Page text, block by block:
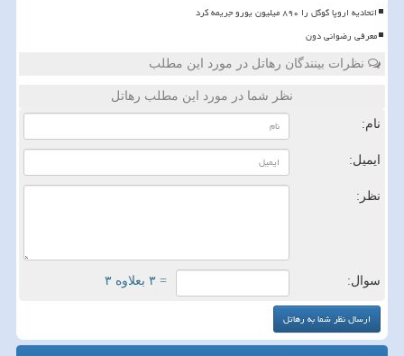
اتحادیه اروپا گوگل را ۸۹۰ میلیون یورو جریمه کرد
معرفی رضوانی دون
نظرات بینندگان رهاتل در مورد این مطلب
نظر شما در مورد این مطلب رهاتل
نام:
ایمیل:
نظر:
سوال: = ۳ بعلاوه ۳